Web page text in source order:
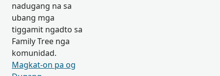
nadugang na sa
ubang mga
tiggamit ngadto sa
Family Tree nga
komunidad.
Magkat-on pa og